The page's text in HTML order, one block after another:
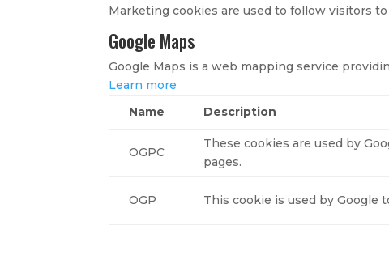
Marketing cookies are used to follow visitors
Google Maps
Google Maps is a web mapping service
Learn more
Name
Description
OGPC
These cookies are used by
pages.
OGP This cookie is used by Google